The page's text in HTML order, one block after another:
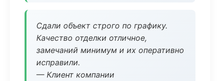
Сдали объект строго по графику.
Качество отделки отличное,
замечаний минимум и их оперативно
исправили.
— Клиент компании